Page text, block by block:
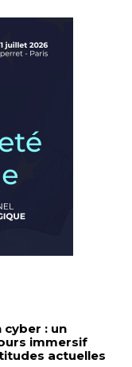
cyber : un
immersif
actuelles